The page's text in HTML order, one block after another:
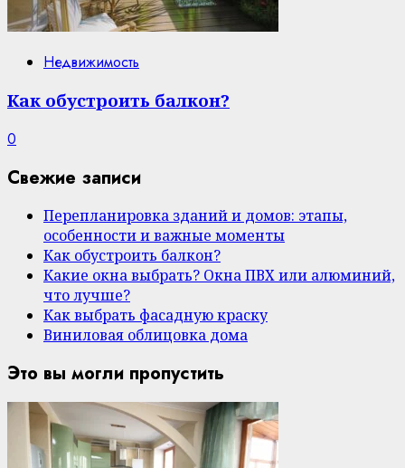
Недвижимость
Как обустроить балкон?
0
Свежие записи
Перепланировка зданий и домов: этапы,
особенности и важные моменты
Как обустроить балкон?
Какие окна выбрать? Окна ПВХ или алюминий,
что лучше?
Как выбрать фасадную краску
Виниловая облицовка дома
Это вы могли пропустить